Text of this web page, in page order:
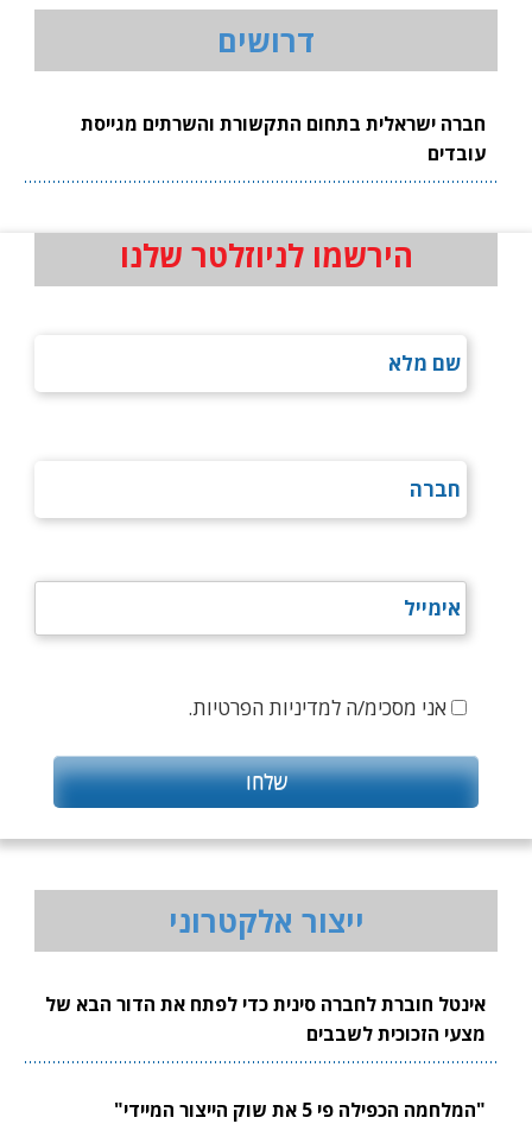
דרושים
חברה ישראלית בתחום התקשורת והשרתים מגייסת
עובדים
הירשמו לניוזלטר שלנו
אני מסכימ/ה למדיניות הפרטיות.
ייצור אלקטרוני
אינטל חוברת לחברה סינית כדי לפתח את הדור הבא של
מצעי הזכוכית לשבבים
"המלחמה הכפילה פי 5 את שוק הייצור המיידי"